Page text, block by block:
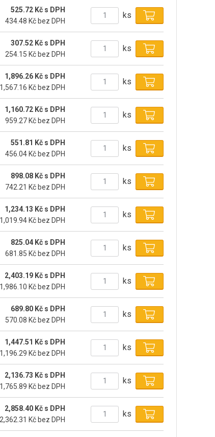
525.72 Kč s DPH
434.48 Kč bez DPH
ks
307.52 Kč s DPH
254.15 Kč bez DPH
ks
1,896.26 Kč s DPH
1,567.16 Kč bez DPH
ks
1,160.72 Kč s DPH
959.27 Kč bez DPH
ks
551.81 Kč s DPH
456.04 Kč bez DPH
ks
898.08 Kč s DPH
742.21 Kč bez DPH
ks
1,234.13 Kč s DPH
1,019.94 Kč bez DPH
ks
825.04 Kč s DPH
681.85 Kč bez DPH
ks
2,403.19 Kč s DPH
1,986.10 Kč bez DPH
ks
689.80 Kč s DPH
570.08 Kč bez DPH
ks
1,447.51 Kč s DPH
1,196.29 Kč bez DPH
ks
2,136.73 Kč s DPH
1,765.89 Kč bez DPH
ks
2,858.40 Kč s DPH
2,362.31 Kč bez DPH
ks